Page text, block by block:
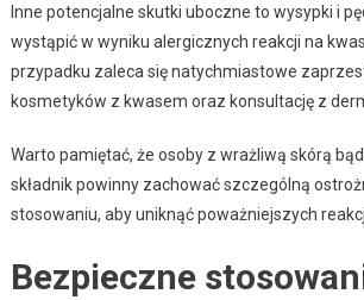
Inne potencjalne skutki uboczne to wysypki i
wystąpić w wyniku alergicznych reakcji na
przypadku zaleca się natychmiastowe
kosmetyków z kwasem oraz konsultację z
Warto pamiętać, że osoby z wrażliwą skórą
składnik powinny zachować szczególną
stosowaniu, aby uniknąć poważniejszych
Bezpieczne